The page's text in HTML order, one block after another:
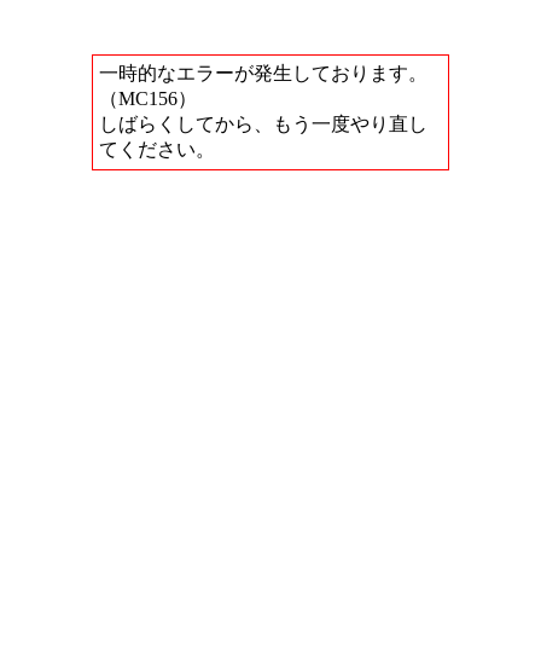
一時的なエラーが発生しております。
（MC156）
しばらくしてから、もう一度やり直し
てください。